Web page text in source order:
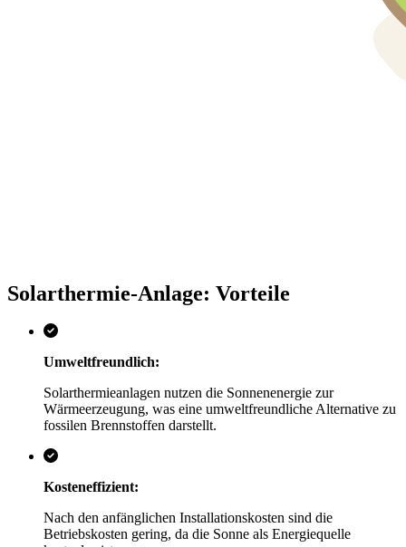
Solarthermie-Anlage: Vorteile
Umweltfreundlich:
Solarthermieanlagen nutzen die Sonnenenergie zur
Wärmeerzeugung, was eine umweltfreundliche Alternative zu
fossilen Brennstoffen darstellt.
Kosteneffizient:
Nach den anfänglichen Installationskosten sind die
Betriebskosten gering, da die Sonne als Energiequelle